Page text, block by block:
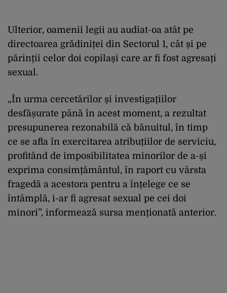
Ulterior, oamenii legii au audiat-oa atât pe
directoarea grădiniței din Sectorul 1, cât și pe
părinții celor doi copilași care ar fi fost agresați
sexual.
„În urma cercetărilor și investigațiilor
desfășurate până în acest moment, a rezultat
presupunerea rezonabilă că bănuitul, în timp
ce se afla în exercitarea atribuțiilor de serviciu,
profitând de imposibilitatea minorilor de a-și
exprima consimțământul, în raport cu vârsta
fragedă a acestora pentru a înțelege ce se
întâmplă, i-ar fi agresat sexual pe cei doi
minori”, informează sursa menționată anterior.